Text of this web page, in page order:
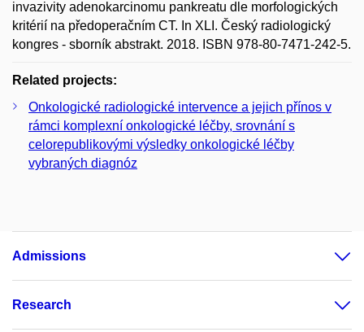
invazivity adenokarcinomu pankreatu dle morfologických
kritérií na předoperačním CT. In XLI. Český radiologický
kongres - sborník abstrakt. 2018. ISBN 978-80-7471-242-5.
Related projects:
Onkologické radiologické intervence a jejich přínos v
rámci komplexní onkologické léčby, srovnání s
celorepublikovými výsledky onkologické léčby
vybraných diagnóz
Admissions
Research